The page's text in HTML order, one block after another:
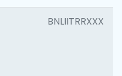
BNLIITRRXXX